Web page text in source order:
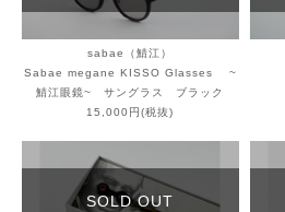
sabae（鯖江）
Sabae megane KISSO Glasses ~
鯖江眼鏡~ サングラス ブラック
15,000円(税抜)
SOLD OUT